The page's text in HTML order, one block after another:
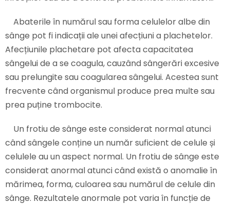
Abaterile în numărul sau forma celulelor albe din
sânge pot fi indicații ale unei afecțiuni a plachetelor.
Afecțiunile plachetare pot afecta capacitatea
sângelui de a se coagula, cauzând sângerări excesive
sau prelungite sau coagularea sângelui. Acestea sunt
frecvente când organismul produce prea multe sau
prea puține trombocite.
Un frotiu de sânge este considerat normal atunci
când sângele conține un număr suficient de celule și
celulele au un aspect normal. Un frotiu de sânge este
considerat anormal atunci când există o anomalie în
mărimea, forma, culoarea sau numărul de celule din
sânge. Rezultatele anormale pot varia în funcție de